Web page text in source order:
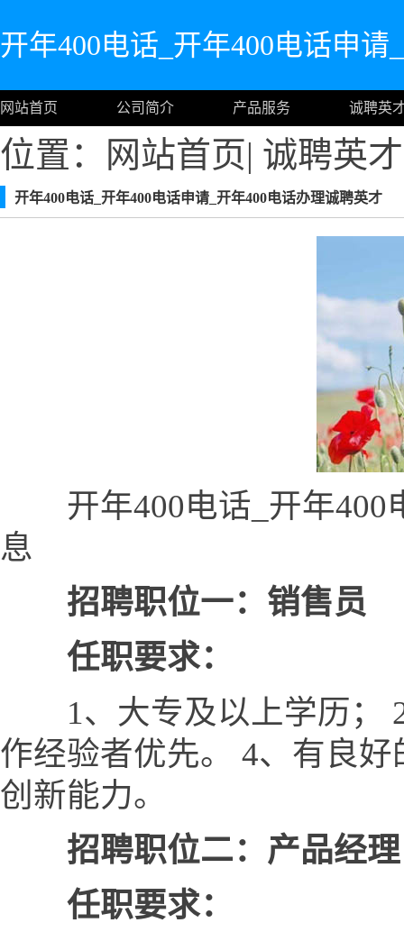
开年400电话_开年400电话申请
网站首页 公司简介 产品服务 诚聘英
位置： 网站首页| 诚聘英才
开年400电话_开年400电话申请_开年400电话办理诚聘英才
开年400电话_开年400
息
招聘职位一：销售员
任职要求：
1、大专及以上学历； 2
作经验者优先。 4、有良
创新能力。
招聘职位二：产品经理
任职要求：